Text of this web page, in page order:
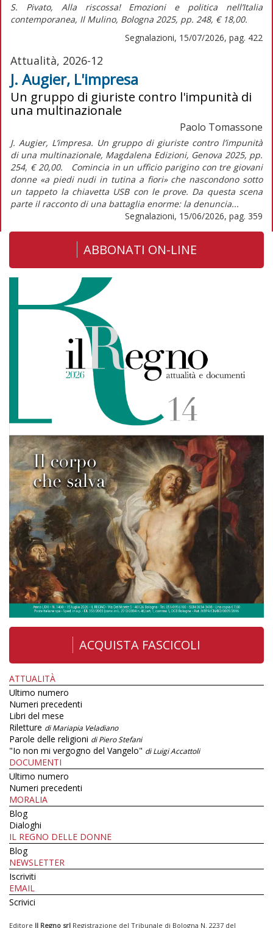
S. Pivato, Alla riscossa! Emozioni e politica nell’Italia
contemporanea, Il Mulino, Bologna 2025, pp. 248, € 18,00.
Segnalazioni, 15/07/2026, pag. 422
Attualità, 2026-12
J. Augier, L'impresa
Un gruppo di giuriste contro l'impunità di
una multinazionale
Paolo Tomassone
J. Augier, L’impresa. Un gruppo di giuriste contro l’impunità
di una multinazionale, Magdalena Edizioni, Genova 2025, pp.
254, € 20,00. Comincia in un ufficio parigino con tre giovani
donne «a piedi nudi in tutina a fiori» che nascondono sotto
un tappeto la chiavetta USB con le prove. Da questa scena
parte il racconto di una battaglia enorme: la denuncia...
Segnalazioni, 15/06/2026, pag. 359
ABBONATI ON-LINE
ACQUISTA FASCICOLI
ATTUALITÀ
Ultimo numero
Numeri precedenti
Libri del mese
Riletture di Mariapia Veladiano
Parole delle religioni di Piero Stefani
"Io non mi vergogno del Vangelo" di Luigi Accattoli
DOCUMENTI
Ultimo numero
Numeri precedenti
MORALIA
Blog
Dialoghi
IL REGNO DELLE DONNE
Blog
NEWSLETTER
Iscriviti
EMAIL
Scrivici
Editore Il Regno srl Registrazione del Tribunale di Bologna N. 2237 del